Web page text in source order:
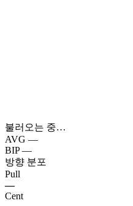
불러오는 중…
AVG —
BIP —
방향 분포
Pull
—
Cent